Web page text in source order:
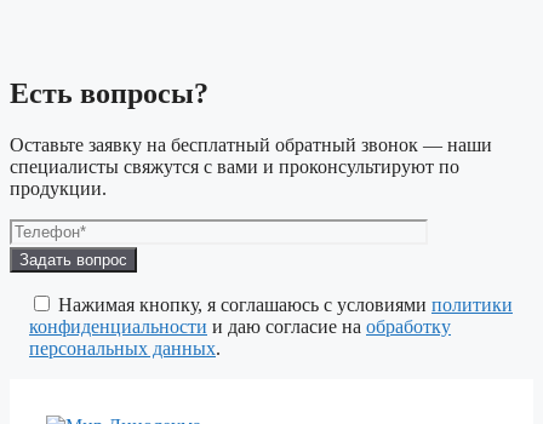
Есть вопросы?
Оставьте заявку на бесплатный обратный звонок — наши
специалисты свяжутся с вами и проконсультируют по
продукции.
Оставьте
это
поле
пустым.
Нажимая кнопку, я соглашаюсь с условиями политики
конфиденциальности и даю согласие на обработку
персональных данных.